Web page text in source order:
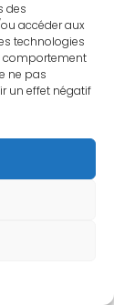
des
accéder aux
technologies
comportement
ne pas
un effet négatif